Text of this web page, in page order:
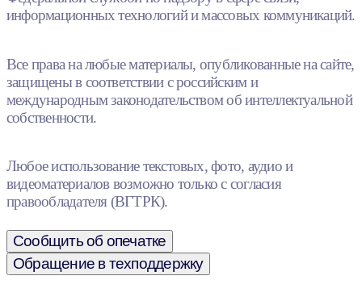
информационных технологий и массовых коммуникаций.
Все права на любые материалы, опубликованные на сайте,
защищены в соответствии с российским и
международным законодательством об интеллектуальной
собственности.
Любое использование текстовых, фото, аудио и
видеоматериалов возможно только с согласия
правообладателя (ВГТРК).
Сообщить об опечатке
Обращение в техподдержку